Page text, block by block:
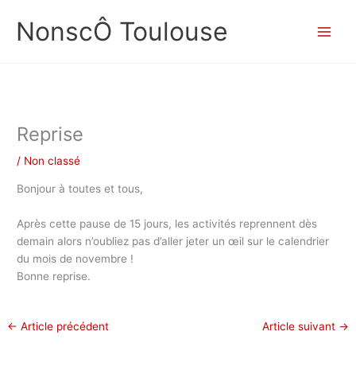
contenu
NonscÔ Toulouse
Reprise
/ Non classé
Bonjour à toutes et tous,
Après cette pause de 15 jours, les activités reprennent dès
demain alors n’oubliez pas d’aller jeter un œil sur le calendrier
du mois de novembre !
Bonne reprise.
← Article précédent Article suivant →